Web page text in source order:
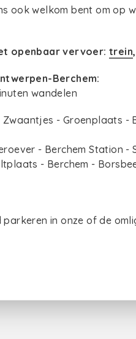
ook welkom bent om op
openbaar vervoer: trein,
Berchem:
wandelen
- Groenplaats -
- Berchem Station -
- Berchem -
in onze of de